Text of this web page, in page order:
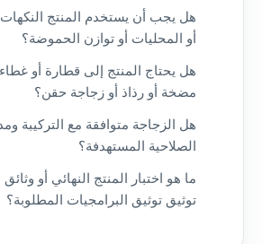
هل يجب أن يستخدم المنتج النكهات
أو المحليات أو توازن الحموضة؟
هل يحتاج المنتج إلى قطارة أو
مضخة أو رذاذ أو زجاجة حقن؟
هل الزجاجة متوافقة مع التركيبة
الصلاحية المستهدفة؟
ما هو اختبار المنتج النهائي أو
توثيق توثيق البرامجيات المطلوبة؟